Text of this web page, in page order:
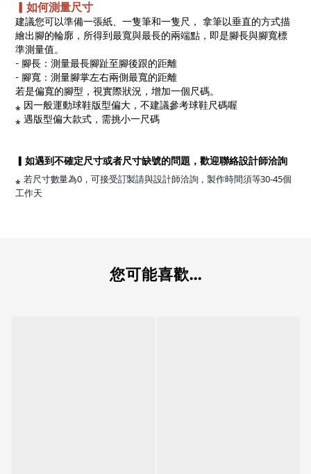
▎如何測量尺寸
建議您可以準備一張紙、一隻筆和一隻尺， 拿筆以垂直的方式描
繪出腳的輪廓，所得到最寬與最長的兩端點，即是腳長與腳寬標
準測量值。
- 腳長：測量最長腳趾至腳後跟的距離
- 腳寬：測量腳掌左右兩側最寬的距離
若是偏寬的腳型，視實際狀況，增加一個尺碼。
⁎ 因一般運動球鞋版型偏大，不建議參考球鞋尺碼喔
⁎ 遇版型偏大款式，需挑小一尺碼
▎如遇到不確定尺寸或者尺寸缺號的問題，歡迎聯絡設計師洽詢
⁎ 若尺寸數量為0，可接受訂製請與設計師洽詢，製作時間須等30-45個
工作天
您可能喜歡...